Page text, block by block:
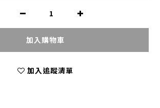
加入購物車
加入追蹤清單